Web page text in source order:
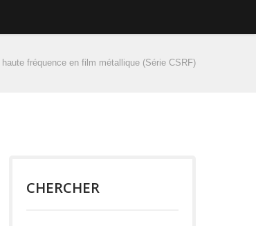
fréquence en film métallique (Série CSRF)
CHERCHER